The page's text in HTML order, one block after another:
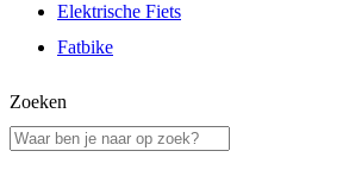
Elektrische Fiets
Fatbike
Zoeken